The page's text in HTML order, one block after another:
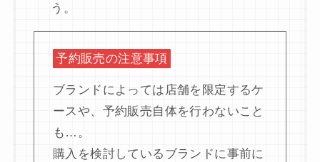
う。
予約販売の注意事項
ブランドによっては店舗を限定するケ
ースや、予約販売自体を行わないこと
も…。
購入を検討しているブランドに事前に